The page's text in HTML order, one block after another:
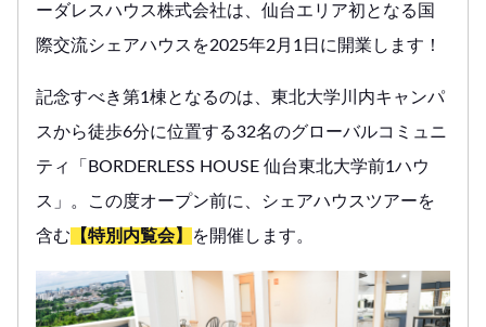
ーダレスハウス株式会社は、仙台エリア初となる国
際交流シェアハウスを2025年2月1日に開業します！
記念すべき第1棟となるのは、東北大学川内キャンパ
スから徒歩6分に位置する32名のグローバルコミュニ
ティ「BORDERLESS HOUSE 仙台東北大学前1ハウ
ス」。この度オープン前に、シェアハウスツアーを
含む 【特別内覧会】 を開催します。